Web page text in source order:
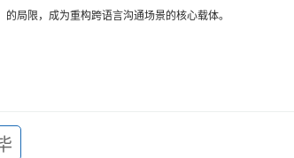
局限，成为重构跨语言沟通场景的核心载体。